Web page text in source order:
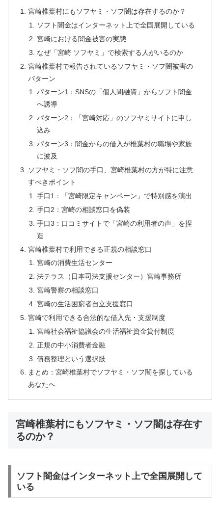
宮崎椎葉村にもソフヤミ・ソフ闇は存在するのか？
ソフト闇金はインターネット上で全国展開している
宮崎における闇金被害の実態
なぜ「宮崎 ソフヤミ」で検索する人がいるのか
宮崎椎葉村で報告されているソフヤミ・ソフ闇被害の
パターン
パターン1：SNSの「個人間融資」からソフト闇金
へ誘導
パターン2：「宮崎対応」のソフヤミサイトに申し
込み
パターン3：闇金からの借入が椎葉村の職場や家族
に波及
ソフヤミ・ソフ闇の手口、宮崎椎葉村の方が特に注意
すべきポイント
手口1：「宮崎限定キャンペーン」で特別感を演出
手口2：宮崎の相談窓口を偽装
手口3：口コミサイトで「宮崎の利用者の声」を捏
造
宮崎椎葉村で利用できる正規の相談窓口
宮崎の消費生活センター
法テラス（日本司法支援センター）宮崎事務所
宮崎警察の相談窓口
宮崎の生活困窮者自立支援窓口
宮崎で利用できる合法的な借入先・支援制度
宮崎社会福祉協議会の生活福祉資金貸付制度
正規の中小消費者金融
債務整理という選択肢
まとめ：宮崎椎葉村でソフヤミ・ソフ闇を探している
あなたへ
宮崎椎葉村にもソフヤミ・ソフ闇は存在す
るのか？
ソフト闇金はインターネット上で全国展開して
いる